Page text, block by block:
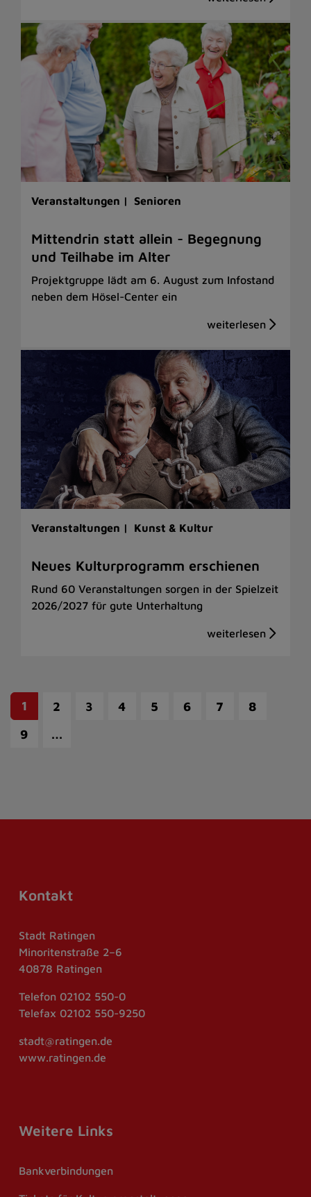
Veranstaltungen | Senioren
Mittendrin statt allein - Begegnung
und Teilhabe im Alter
Projektgruppe lädt am 6. August zum Infostand
neben dem Hösel-Center ein
Veranstaltungen | Kunst & Kultur
Neues Kulturprogramm erschienen
Rund 60 Veranstaltungen sorgen in der Spielzeit
2026/2027 für gute Unterhaltung
1 2 3 4 5 6 7
8
9
…
Kontakt
Stadt Ratingen
Minoritenstraße 2–6
40878 Ratingen
Telefon 02102 550-0
Telefax 02102 550-9250
stadt@ratingen.de
www.ratingen.de
Weitere Links
Bankverbindungen